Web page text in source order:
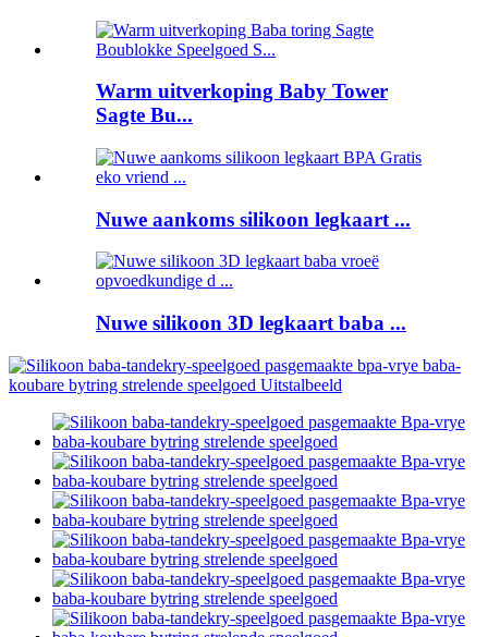
Warm uitverkoping Baby Tower
Sagte Bu...
Nuwe aankoms silikoon legkaart ...
Nuwe silikoon 3D legkaart baba ...